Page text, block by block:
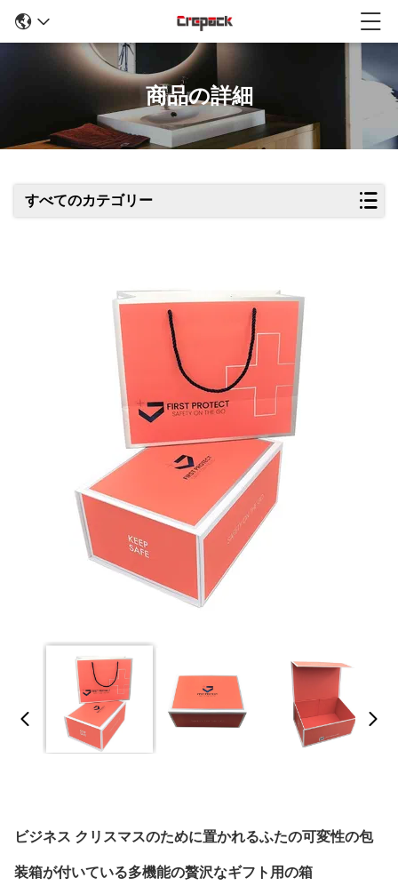
商品の詳細
すべてのカテゴリー
ビジネス クリスマスのために置かれるふたの可変性の包
装箱が付いている多機能の贅沢なギフト用の箱